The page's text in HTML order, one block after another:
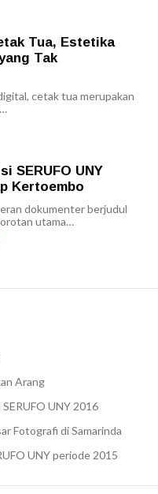
Tua, Estetika
Tak
cetak tua merupakan
SERUFO UNY
Kertoembo
dokumenter berjudul
utama…
Arang
UNY 2016
Fotografi di Samarinda
UNY periode 2015